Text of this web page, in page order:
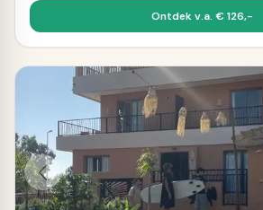
Ontdek v.a. € 126,-